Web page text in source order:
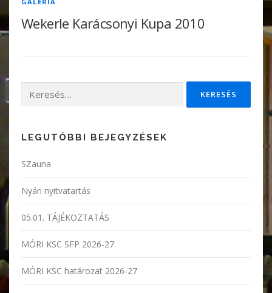
Wekerle Karácsonyi Kupa 2010
LEGUTÓBBI BEJEGYZÉSEK
SZauna
Nyári nyitvatartás
05.01. TÁJÉKOZTATÁS
MÓRI KSC SFP 2026-27
MÓRI KSC határozat 2026-27